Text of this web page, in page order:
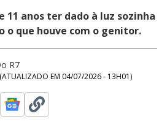
11 anos ter dado à luz sozinha
o que houve com o genitor.
R7
(ATUALIZADO EM 04/07/2026 - 13H01)